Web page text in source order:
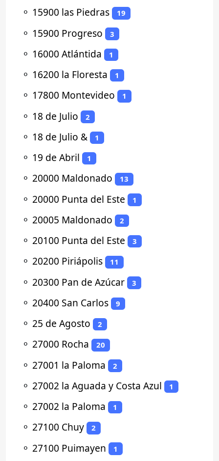
⚬ 15900 las Piedras 19
⚬ 15900 Progreso 3
⚬ 16000 Atlántida 1
⚬ 16200 la Floresta 1
⚬ 17800 Montevideo 1
⚬ 18 de Julio 2
⚬ 18 de Julio & 1
⚬ 19 de Abril 1
⚬ 20000 Maldonado 13
⚬ 20000 Punta del Este 1
⚬ 20005 Maldonado 2
⚬ 20100 Punta del Este 3
⚬ 20200 Piriápolis 11
⚬ 20300 Pan de Azúcar 3
⚬ 20400 San Carlos 9
⚬ 25 de Agosto 2
⚬ 27000 Rocha 20
⚬ 27001 la Paloma 2
⚬ 27002 la Aguada y Costa Azul 1
⚬ 27002 la Paloma 1
⚬ 27100 Chuy 2
⚬ 27100 Puimayen 1